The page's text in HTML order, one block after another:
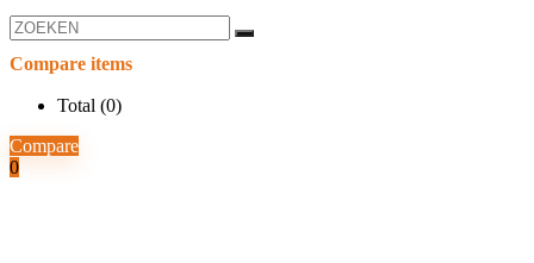
Compare items
Total (0)
Compare
0